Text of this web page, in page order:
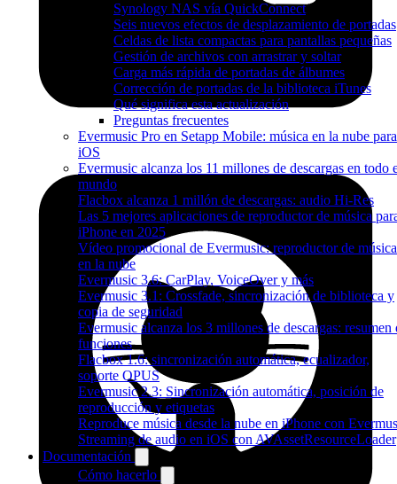
Synology NAS vía QuickConnect
Seis nuevos efectos de desplazamiento de portadas
Celdas de lista compactas para pantallas pequeñas
Gestión de archivos con arrastrar y soltar
Carga más rápida de portadas de álbumes
Corrección de portadas de la biblioteca iTunes
Qué significa esta actualización
Preguntas frecuentes
Evermusic Pro en Setapp Mobile: música en la nube para
iOS
Evermusic alcanza los 11 millones de descargas en todo
mundo
Flacbox alcanza 1 millón de descargas: audio Hi-Res
Las 5 mejores aplicaciones de reproductor de música
iPhone en 2025
Vídeo promocional de Evermusic: reproductor de música
en la nube
Evermusic 3.6: CarPlay, VoiceOver y más
Evermusic 3.1: Crossfade, sincronización de biblioteca y
copia de seguridad
Evermusic alcanza los 3 millones de descargas: resumen
funciones
Flacbox 1.6: sincronización automática, ecualizador,
soporte OPUS
Evermusic 2.3: Sincronización automática, posición de
reproducción y etiquetas
Reproduce música desde la nube en iPhone con
Streaming de audio en iOS con AVAssetResourceLoader
Documentación
Cómo hacerlo